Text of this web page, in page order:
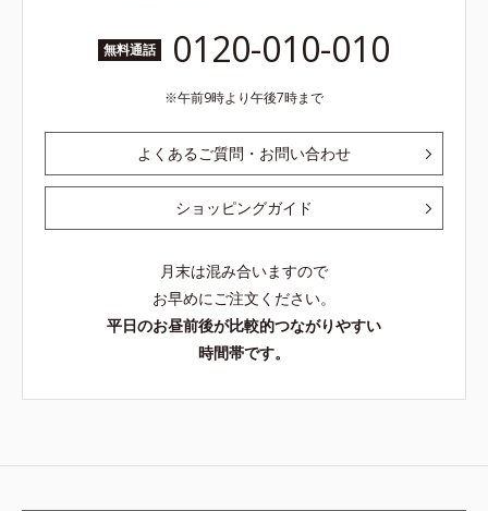
無料通話 0120-010-010
午前9時より午後7時まで
よくあるご質問・お問い合わせ
ショッピングガイド
月末は混み合いますので
お早めにご注文ください。
平日のお昼前後が比較的つながりやすい
時間帯です。